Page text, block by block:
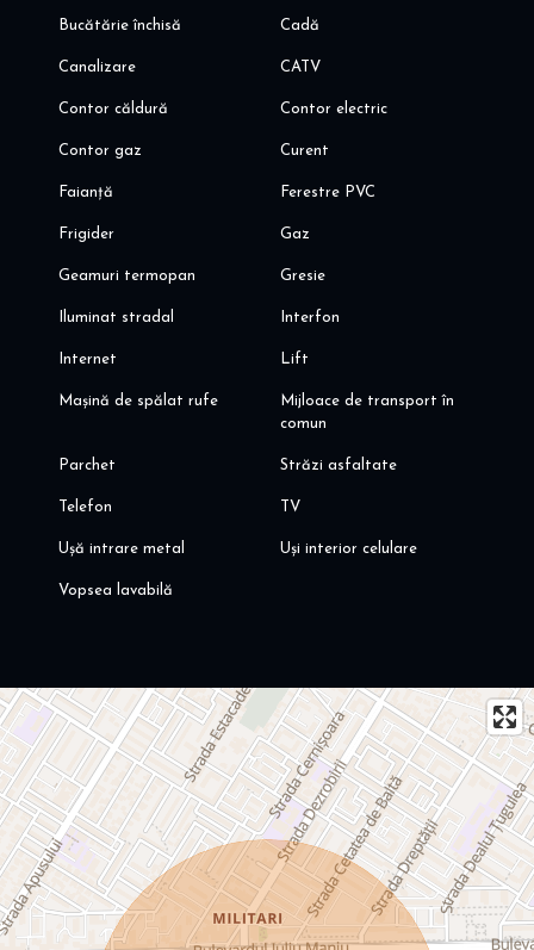
Bucătărie închisă Cadă
Canalizare CATV
Contor căldură Contor electric
Contor gaz Curent
Faianță Ferestre PVC
Frigider Gaz
Geamuri termopan Gresie
Iluminat stradal Interfon
Internet Lift
Mașină de spălat rufe
Mijloace de transport în
comun
Parchet Străzi asfaltate
Telefon TV
Ușă intrare metal Uși interior celulare
Vopsea lavabilă